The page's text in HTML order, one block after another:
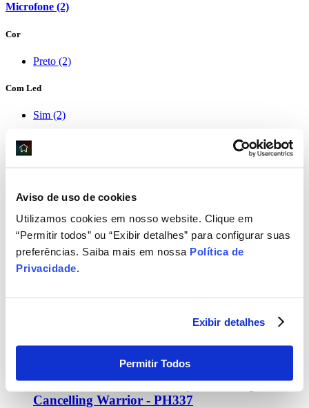
Aviso de uso de cookies
Utilizamos cookies em nosso website. Clique em
“Permitir todos” ou “Exibir detalhes” para configurar suas
preferências. Saiba mais em nossa Política de
Privacidade.
Exibir detalhes
Permitir Todos
Microfone (2)
Cor
Preto (2)
Com Led
Sim (2)
Microfone
Ordenar por:
Itens por página:
Produtos selecionados para comparar:
Microfone Gamer USB Eloy Streaming Noise
Cancelling Warrior - PH337